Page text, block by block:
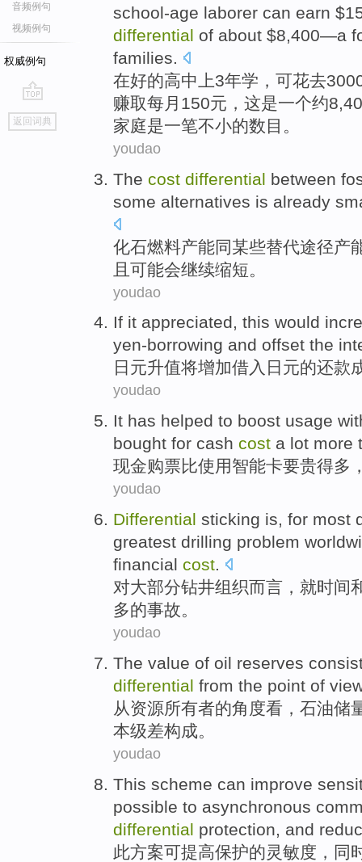
音频例句
视频例句
权威例句
go
top
返回词典
school-age laborer can earn
differential of about $8,400—a
families.
在好的高中 上3年学， 可花去
赚取每月 150元， 这是一个约
家庭是一笔不小的数目。
youdao
The cost differential between
some alternatives is already
化石燃料产能同某些替代途径产
且 可能会继续缩短。
youdao
If it appreciated, this would
yen-borrowing and offset the
日元升值将增加借入 日元的还款
youdao
It has helped to boost usage
bought for cash cost a lot more
现金购票比使用智能卡要贵得多
youdao
Differential sticking is, for most
greatest drilling problem
financial cost.
对大部分钻井组织而言 ，就时间
多的事故。
youdao
The value of oil reserves
differential from the point of
从资源所有者的角度看 ， 石油储
本级差构成。
youdao
This scheme can improve
possible to asynchronous
differential protection, and
此方案可提高保护的灵敏度 ， 同